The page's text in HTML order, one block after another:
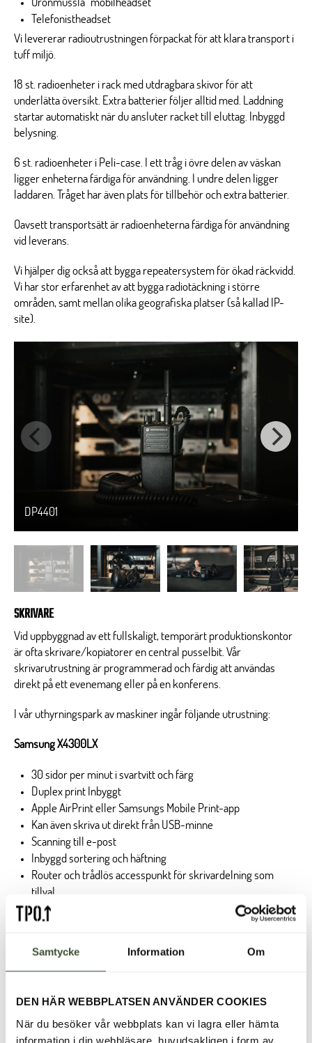
Samtycke Information Om
DEN HÄR WEBBPLATSEN ANVÄNDER COOKIES
När du besöker vår webbplats kan vi lagra eller hämta
information i din webbläsare, huvudsakligen i form av
Öronmussla ”mobilheadset”
Telefonistheadset
Vi levererar radioutrustningen förpackat för att klara transport i
tuff miljö.
18 st. radioenheter i rack med utdragbara skivor för att
underlätta översikt. Extra batterier följer alltid med. Laddning
startar automatiskt när du ansluter racket till eluttag. Inbyggd
belysning.
6 st. radioenheter i Peli-case. I ett tråg i övre delen av väskan
ligger enheterna färdiga för användning. I undre delen ligger
laddaren. Tråget har även plats för tillbehör och extra batterier.
Oavsett transportsätt är radioenheterna färdiga för användning
vid leverans.
Vi hjälper dig också att bygga repeatersystem för ökad räckvidd.
Vi har stor erfarenhet av att bygga radiotäckning i större
områden, samt mellan olika geografiska platser (så kallad IP-
site).
DP4401
SKRIVARE
Vid uppbyggnad av ett fullskaligt, temporärt produktionskontor
är ofta skrivare/kopiatorer en central pusselbit. Vår
skrivarutrustning är programmerad och färdig att användas
direkt på ett evenemang eller på en konferens.
I vår uthyrningspark av maskiner ingår följande utrustning:
Samsung X4300LX
30 sidor per minut i svartvitt och färg
Duplex print Inbyggt
Apple AirPrint eller Samsungs Mobile Print-app
Kan även skriva ut direkt från USB-minne
Scanning till e-post
Inbyggd sortering och häftning
Router och trådlös accesspunkt för skrivardelning som
tillval
A5 / A4 / A3
HÖJD: 125 cm
DJUP: 88 cm
VIKT: 200 kg